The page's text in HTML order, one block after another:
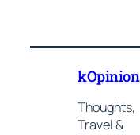
kOpinion
Thoughts,
Travel &